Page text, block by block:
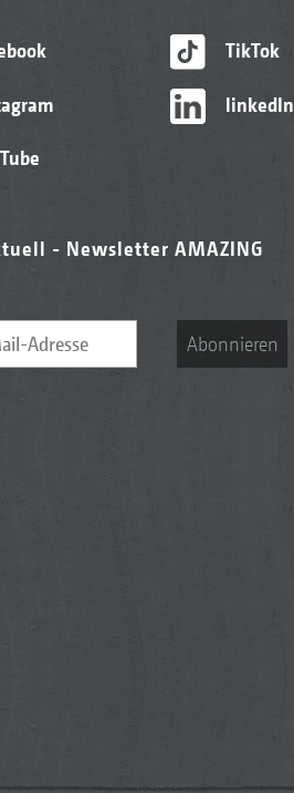
TikTok
linkedIn
- Newsletter AMAZING
Abonnieren